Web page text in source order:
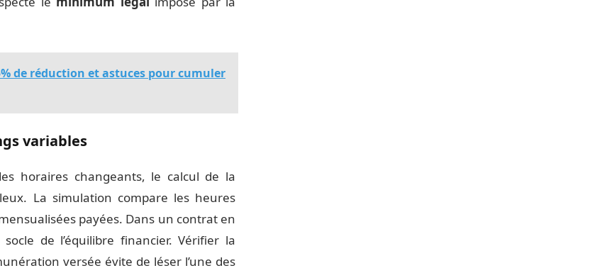
de réduction et astuces pour cumuler
variables
horaires changeants, le calcul de la
La simulation compare les heures
payées. Dans un contrat en
de l’équilibre financier. Vérifier la
versée évite de léser l’une des